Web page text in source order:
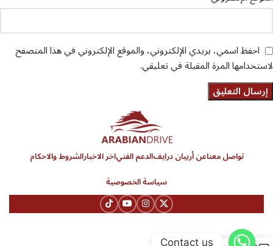
احفظ اسمي، بريدي الإلكتروني، والموقع الإلكتروني في هذا المتصفح
لاستخدامها المرة المقبلة في تعليقي.
تواصل معناعن أربيان درايفالدعم الفنياخر الاخبارالشروط والاحكام
سياسة الخصوصية
Contact us